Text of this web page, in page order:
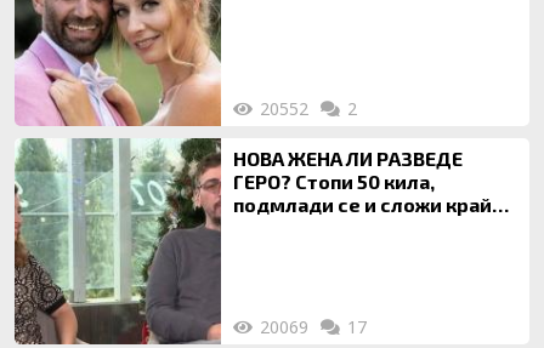
20552 2
НОВА ЖЕНА ЛИ РАЗВЕДЕ
ГЕРО? Стопи 50 кила,
подмлади се и сложи край
20069 17